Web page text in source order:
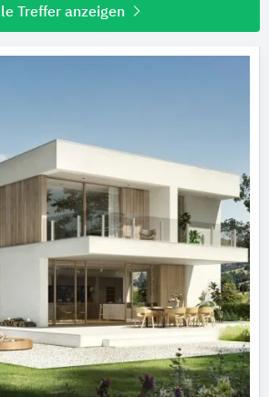
Treffer anzeigen